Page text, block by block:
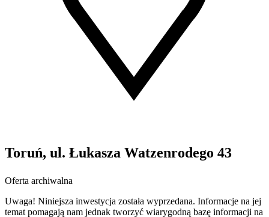
Toruń, ul. Łukasza Watzenrodego 43
Oferta archiwalna
Uwaga! Niniejsza inwestycja została wyprzedana. Informacje na jej
temat pomagają nam jednak tworzyć wiarygodną bazę informacji na